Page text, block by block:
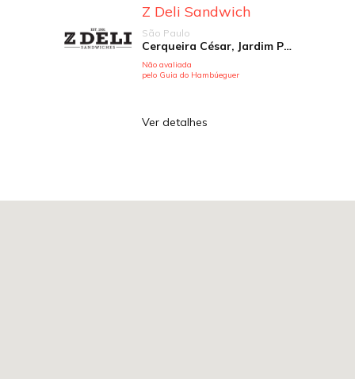
Z Deli Sandwich
São Paulo
Cerqueira César, Jardim Paulista, Pinheiros, República
Não avaliada
pelo Guia do Hambúeguer
Ver detalhes